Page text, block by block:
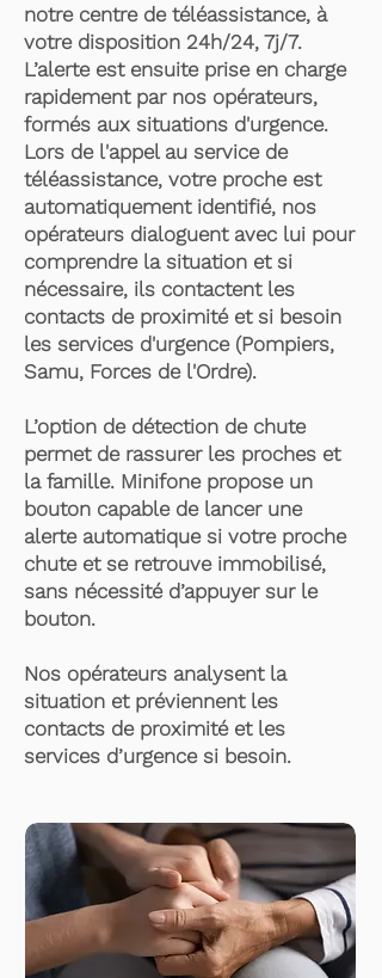
notre centre de téléassistance, à
votre disposition 24h/24, 7j/7.
L’alerte est ensuite prise en charge
rapidement par nos opérateurs,
formés aux situations d'urgence.
Lors de l'appel au service de
téléassistance, votre proche est
automatiquement identifié, nos
opérateurs dialoguent avec lui pour
comprendre la situation et si
nécessaire, ils contactent les
contacts de proximité et si besoin
les services d'urgence (Pompiers,
Samu, Forces de l'Ordre).
L’option de détection de chute
permet de rassurer les proches et
la famille. Minifone propose un
bouton capable de lancer une
alerte automatique si votre proche
chute et se retrouve immobilisé,
sans nécessité d’appuyer sur le
bouton.
Nos opérateurs analysent la
situation et préviennent les
contacts de proximité et les
services d’urgence si besoin.